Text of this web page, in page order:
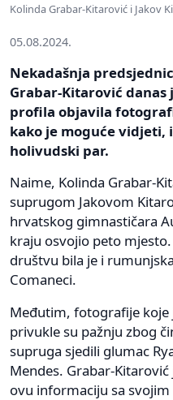
Kolinda Grabar-Kitarović i Jakov
05.08.2024.
Nekadašnja
Grabar-Kitarović
profila objavila
kako je moguće vidjeti,
holivudski par.
Naime, Kolinda Grabar-
suprugom Jakovom
hrvatskog gimnastičara
kraju osvojio peto
društvu bila je i
Comaneci.
Međutim, fotografije
privukle su pažnju zbog
supruga sjedili glumac
Mendes. Grabar-
ovu informaciju sa